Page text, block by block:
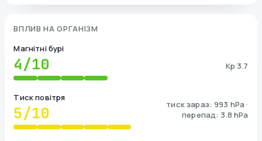
ВПЛИВ НА ОРГАНІЗМ
Магнітні бурі
4/10 Kp 3.7
Тиск повітря
5/10
тиск зараз: 993 hPa ·
перепад: 3.8 hPa